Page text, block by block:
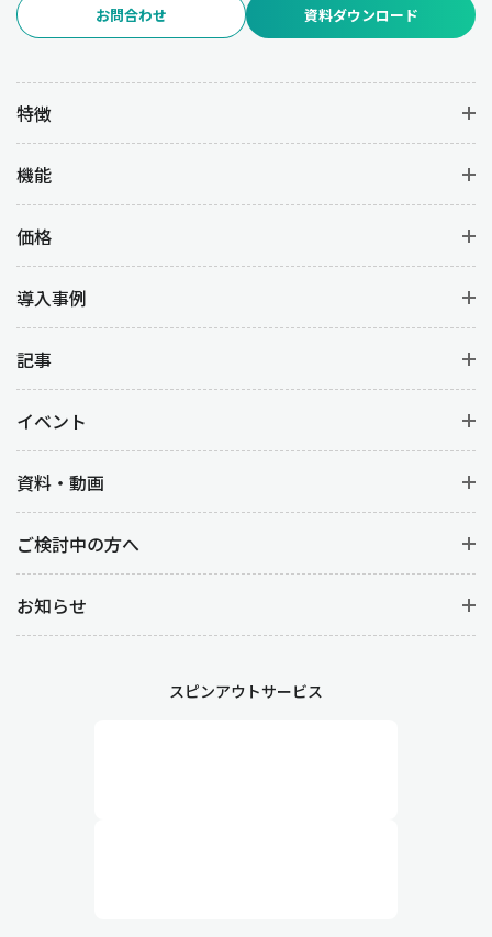
お問合わせ 資料ダウンロード
特徴
機能
価格
導入事例
記事
イベント
資料・動画
ご検討中の方へ
お知らせ
スピンアウトサービス